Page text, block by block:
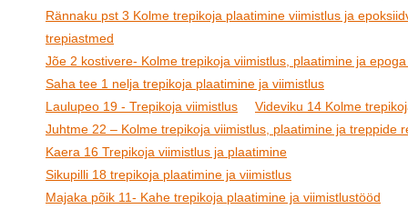
Rännaku pst 3 Kolme trepikoja plaatimine viimistlus ja
trepiastmed
Jõe 2 kostivere- Kolme trepikoja viimistlus, plaatimine ja
Saha tee 1 nelja trepikoja plaatimine ja viimistlus
Laulupeo 19 - Trepikoja viimistlus
Videviku 14 Kolme
Juhtme 22 – Kolme trepikoja viimistlus, plaatimine ja treppide
Kaera 16 Trepikoja viimistlus ja plaatimine
Sikupilli 18 trepikoja plaatimine ja viimistlus
Majaka põik 11- Kahe trepikoja plaatimine ja viimistlustööd